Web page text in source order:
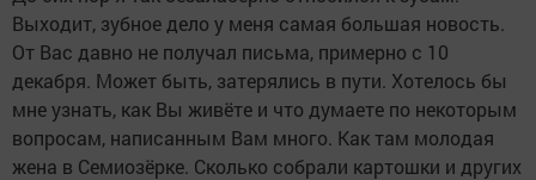
Выходит, зубное дело у меня самая большая новость.
От Вас давно не получал письма, примерно с 10
декабря. Может быть, затерялись в пути. Хотелось бы
мне узнать, как Вы живёте и что думаете по некоторым
вопросам, написанным Вам много. Как там молодая
жена в Семиозёрке. Сколько собрали картошки и других